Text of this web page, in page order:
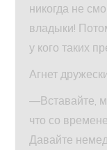
никогда не
владыки!
у кого таких
Агнет
—Вставайте,
что со
Давайте